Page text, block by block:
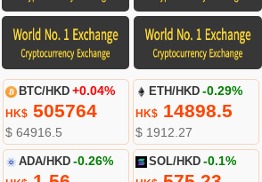
BTC/HKD +0.04%
HK$505764
$ 64916.5
ETH/HKD -0.29%
HK$ 14898.5
$ 1912.27
ADA/HKD -0.26% SOL/HKD -0.1%